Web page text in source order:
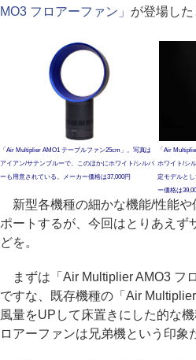
MO3 フロアーファン」 が登場した
「Air Multiplier AMO1 テーブルファン25cm」。写真は
アイアン/サテンブルーで、このほかにホワイト/シルバ
ーも用意されている。メーカー価格は37,000円
「Air
ホワイト/シ
定モデルと
ー価格は
新型各機種の細かな機能/性能や
ポートするが、今回はとりあえず
どを。
まずは「Air Multiplier AMO3 フ
ですな、既存機種の「Air
風量をUPして床置きにした的な
ロアーファンは兄弟機という印象